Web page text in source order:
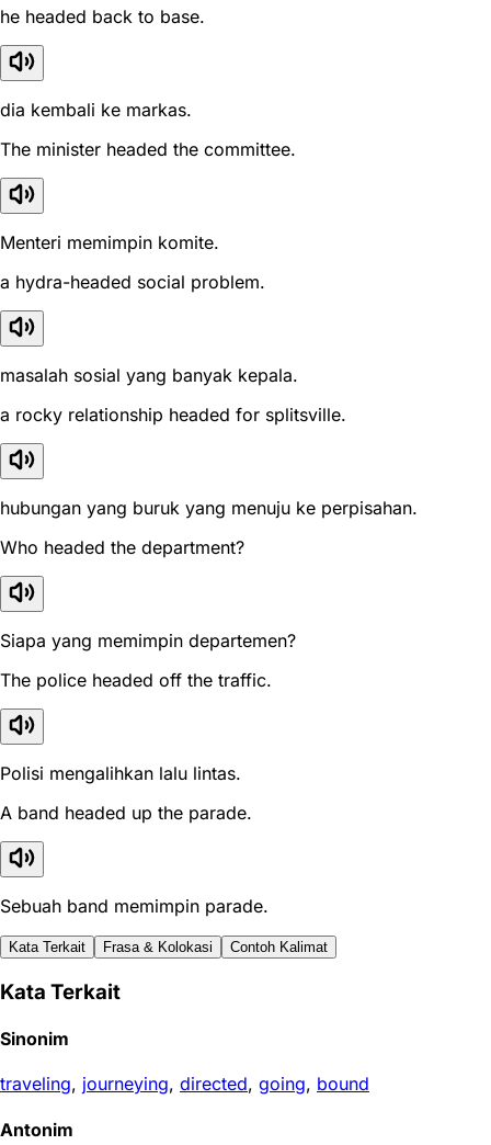
he headed back to base.
dia kembali ke markas.
The minister headed the committee.
Menteri memimpin komite.
a hydra-headed social problem.
masalah sosial yang banyak kepala.
a rocky relationship headed for splitsville.
hubungan yang buruk yang menuju ke perpisahan.
Who headed the department?
Siapa yang memimpin departemen?
The police headed off the traffic.
Polisi mengalihkan lalu lintas.
A band headed up the parade.
Sebuah band memimpin parade.
Kata Terkait Frasa & Kolokasi Contoh Kalimat
Kata Terkait
Sinonim
traveling, journeying, directed, going, bound
Antonim